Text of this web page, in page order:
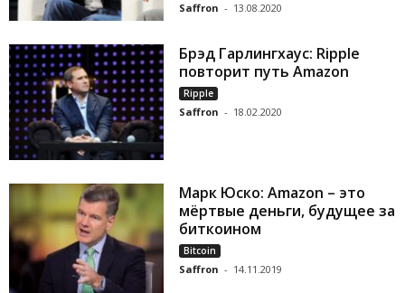
Saffron - 13.08.2020
Брэд Гарлингхаус: Ripple
повторит путь Amazon
Ripple
Saffron - 18.02.2020
Марк Юско: Amazon – это
мёртвые деньги, будущее за
биткоином
Bitcoin
Saffron - 14.11.2019